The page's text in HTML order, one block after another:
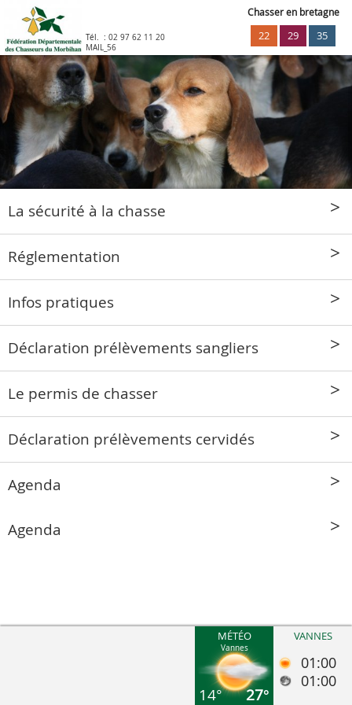
Tél. : 02 97 62 11 20
MAIL_56
Chasser en bretagne
22 29 35
La sécurité à la chasse
Réglementation
Infos pratiques
Déclaration prélèvements sangliers
Le permis de chasser
Déclaration prélèvements cervidés
Agenda
Agenda
MÉTÉO
Vannes
14° 27°
VANNES
01:00
01:00